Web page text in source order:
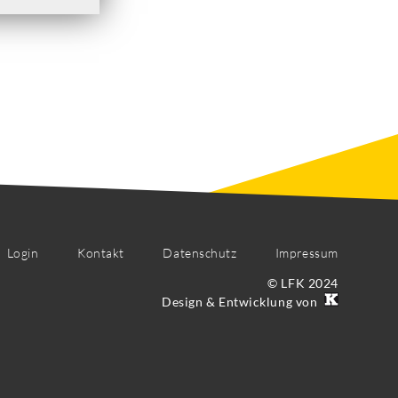
Login Kontakt Datenschutz
Impressum
© LFK 2024
Design & Entwicklung von